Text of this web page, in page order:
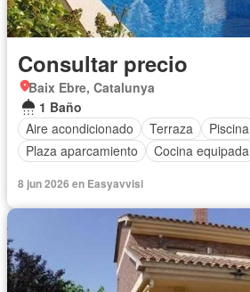
Consultar precio
Baix Ebre, Catalunya
1 Baño
Aire acondicionado
Terraza Piscina
Plaza aparcamiento
Cocina equipada
8 jun 2026 en Easyavvisi